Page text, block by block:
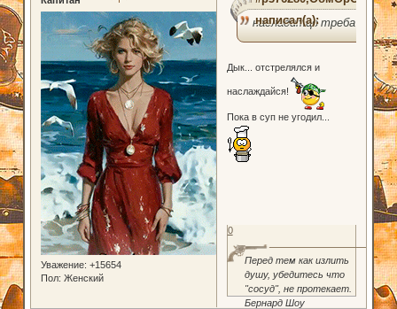
Уважение: +15654
Пол: Женский
написал(а):
насладитцо треба
Дык... отстрелялся и
наслаждайся!
Пока в суп не угодил...
Перед тем как излить
душу, убедитесь что
"сосуд", не протекает.
Бернард Шоу
0